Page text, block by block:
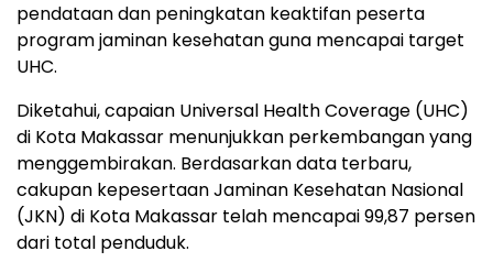
pendataan dan peningkatan keaktifan peserta
program jaminan kesehatan guna mencapai target
UHC.
Diketahui, capaian Universal Health Coverage (UHC)
di Kota Makassar menunjukkan perkembangan yang
menggembirakan. Berdasarkan data terbaru,
cakupan kepesertaan Jaminan Kesehatan Nasional
(JKN) di Kota Makassar telah mencapai 99,87 persen
dari total penduduk.